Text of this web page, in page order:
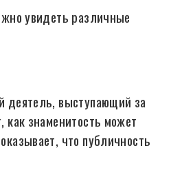
увидеть различные
деятель, выступающий за
знаменитость может
что публичность